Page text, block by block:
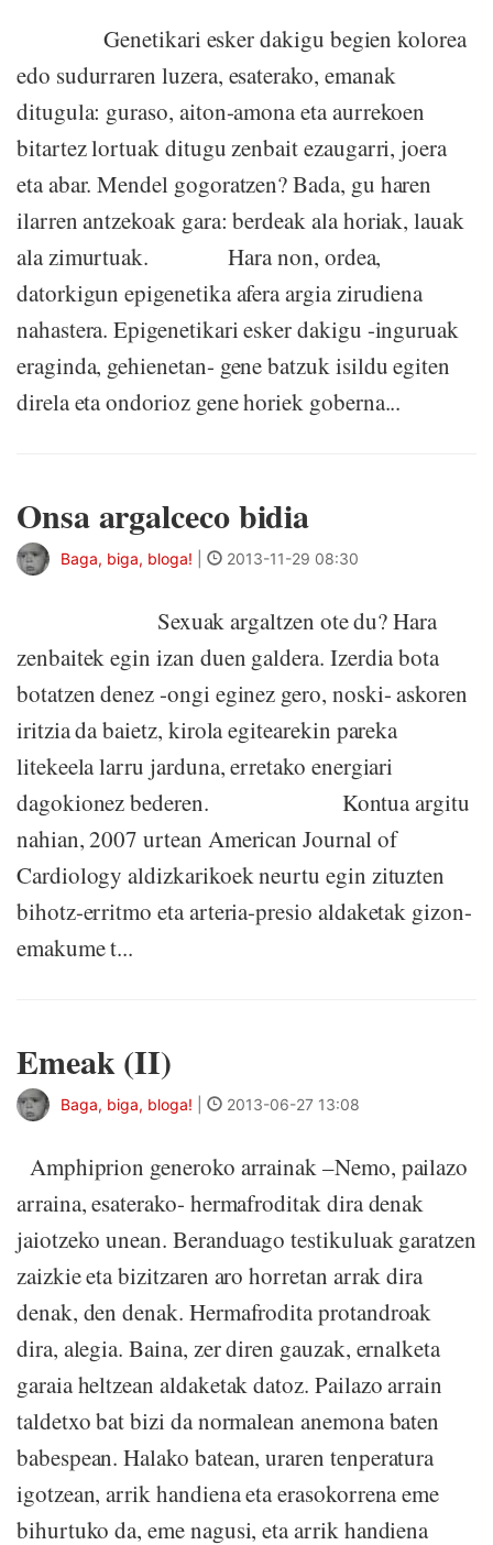
Genetikari esker dakigu begien kolorea
edo sudurraren luzera, esaterako, emanak
ditugula: guraso, aiton-amona eta aurrekoen
bitartez lortuak ditugu zenbait ezaugarri, joera
eta abar. Mendel gogoratzen? Bada, gu haren
ilarren antzekoak gara: berdeak ala horiak, lauak
ala zimurtuak. Hara non, ordea,
datorkigun epigenetika afera argia zirudiena
nahastera. Epigenetikari esker dakigu -inguruak
eraginda, gehienetan- gene batzuk isildu egiten
direla eta ondorioz gene horiek goberna...
Onsa argalceco bidia
Baga, biga, bloga! 2013-11-29 08:30
Sexuak argaltzen ote du? Hara
zenbaitek egin izan duen galdera. Izerdia bota
botatzen denez -ongi eginez gero, noski- askoren
iritzia da baietz, kirola egitearekin pareka
litekeela larru jarduna, erretako energiari
dagokionez bederen. Kontua argitu
nahian, 2007 urtean American Journal of
Cardiology aldizkarikoek neurtu egin zituzten
bihotz-erritmo eta arteria-presio aldaketak gizon-
emakume t...
Emeak (II)
Baga, biga, bloga! 2013-06-27 13:08
Amphiprion generoko arrainak –Nemo, pailazo
arraina, esaterako- hermafroditak dira denak
jaiotzeko unean. Beranduago testikuluak garatzen
zaizkie eta bizitzaren aro horretan arrak dira
denak, den denak. Hermafrodita protandroak
dira, alegia. Baina, zer diren gauzak, ernalketa
garaia heltzean aldaketak datoz. Pailazo arrain
taldetxo bat bizi da normalean anemona baten
babespean. Halako batean, uraren tenperatura
igotzean, arrik handiena eta erasokorrena eme
bihurtuko da, eme nagusi, eta arrik handiena